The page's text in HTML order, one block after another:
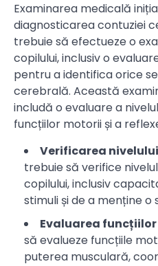
Examinarea medicală
diagnosticarea contuziei
trebuie să efectueze o
copilului, inclusiv o
pentru a identifica orice
cerebrală. Această
includă o evaluare a
funcțiilor motorii și a
Verificarea
trebuie să verifice
copilului, inclusiv
stimuli și de a menține o
Evaluarea
să evalueze funcțiile
puterea musculară,